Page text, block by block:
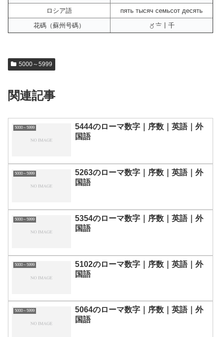
ロシア語
пять тысяч семьсот десять
花碼（蘇州号碼）
〥〧〡千
5000～5999
関連記事
5000～5999
5444のローマ数字｜序数｜英語｜外
国語
5000～5999
5263のローマ数字｜序数｜英語｜外
国語
5000～5999
5354のローマ数字｜序数｜英語｜外
国語
5000～5999
5102のローマ数字｜序数｜英語｜外
国語
5000～5999
5064のローマ数字｜序数｜英語｜外
国語